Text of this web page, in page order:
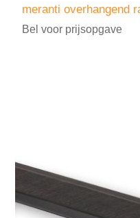
meranti overhangend
Bel voor prijsopgave